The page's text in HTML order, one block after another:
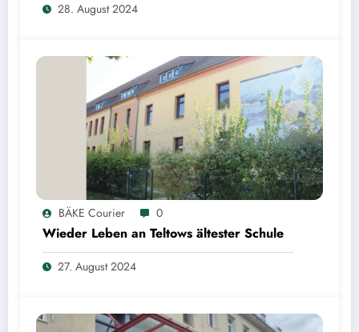
28. August 2024
BÄKE Courier 0
Wieder Leben an Teltows ältester Schule
27. August 2024